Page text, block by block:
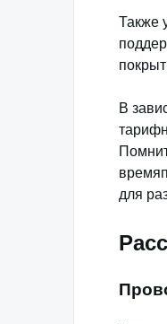
Также
В
для